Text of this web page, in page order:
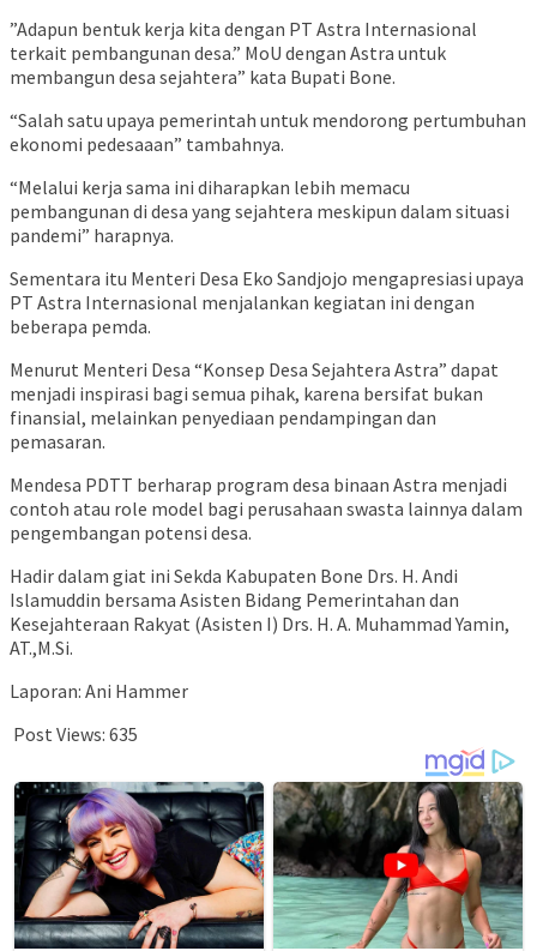
”Adapun bentuk kerja kita dengan PT Astra Internasional
terkait pembangunan desa.” MoU dengan Astra untuk
membangun desa sejahtera” kata Bupati Bone.
“Salah satu upaya pemerintah untuk mendorong pertumbuhan
ekonomi pedesaaan” tambahnya.
“Melalui kerja sama ini diharapkan lebih memacu
pembangunan di desa yang sejahtera meskipun dalam situasi
pandemi” harapnya.
Sementara itu Menteri Desa Eko Sandjojo mengapresiasi upaya
PT Astra Internasional menjalankan kegiatan ini dengan
beberapa pemda.
Menurut Menteri Desa “Konsep Desa Sejahtera Astra” dapat
menjadi inspirasi bagi semua pihak, karena bersifat bukan
finansial, melainkan penyediaan pendampingan dan
pemasaran.
Mendesa PDTT berharap program desa binaan Astra menjadi
contoh atau role model bagi perusahaan swasta lainnya dalam
pengembangan potensi desa.
Hadir dalam giat ini Sekda Kabupaten Bone Drs. H. Andi
Islamuddin bersama Asisten Bidang Pemerintahan dan
Kesejahteraan Rakyat (Asisten I) Drs. H. A. Muhammad Yamin,
AT.,M.Si.
Laporan: Ani Hammer
Post Views: 635